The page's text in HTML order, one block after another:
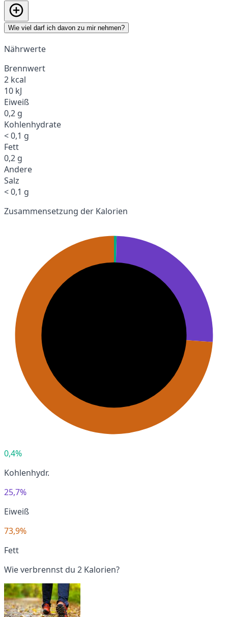
Wie viel darf ich davon zu mir nehmen?
Nährwerte
Brennwert
2 kcal
10 kJ
Eiweiß
0,2 g
Kohlenhydrate
< 0,1 g
Fett
0,2 g
Andere
Salz
< 0,1 g
Zusammensetzung der Kalorien
0,4%
Kohlenhydr.
25,7%
Eiweiß
73,9%
Fett
Wie verbrennst du 2 Kalorien?